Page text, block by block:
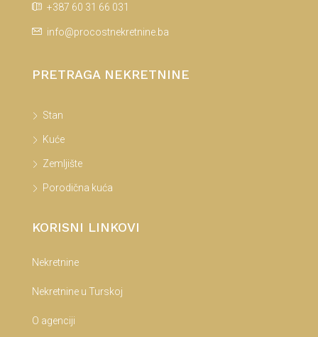
+387 60 31 66 031
info@procostnekretnine.ba
PRETRAGA NEKRETNINE
Stan
Kuće
Zemljište
Porodična kuća
KORISNI LINKOVI
Nekretnine
Nekretnine u Turskoj
O agenciji